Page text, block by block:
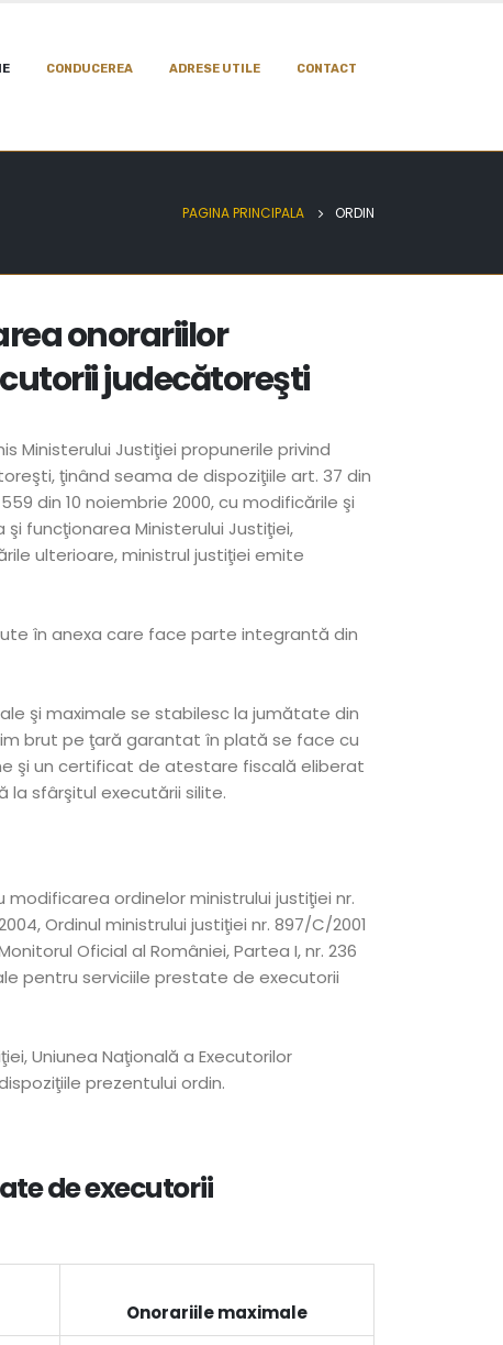
CONDUCEREA ADRESE UTILE CONTACT
PAGINA PRINCIPALA ORDIN
onorariilor
judecătoreşti
Ministerului Justiţiei propunerile privind
ţinând seama de dispoziţiile art. 37 din
din 10 noiembrie 2000, cu modificările şi
funcţionarea Ministerului Justiţiei,
ulterioare, ministrul justiţiei emite
în anexa care face parte integrantă din
şi maximale se stabilesc la jumătate din
brut pe ţară garantat în plată se face cu
şi un certificat de atestare fiscală eliberat
la sfârşitul executării silite.
ordinelor ministrului justiţiei nr.
Ordinul ministrului justiţiei nr. 897/C/2001
Oficial al României, Partea I, nr. 236
pentru serviciile prestate de executorii
Uniunea Naţională a Executorilor
prezentului ordin.
de executorii
Onorariile maximale